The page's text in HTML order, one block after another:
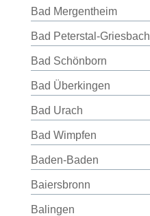
Bad Mergentheim
Bad Peterstal-Griesbach
Bad Schönborn
Bad Überkingen
Bad Urach
Bad Wimpfen
Baden-Baden
Baiersbronn
Balingen